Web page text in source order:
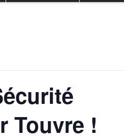
Touvre !